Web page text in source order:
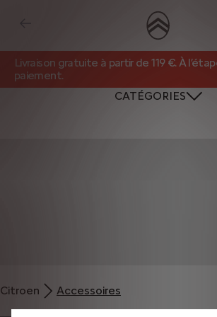
Livraison gratuite à partir de 119 €. À
paiement.
CATÉGORIES
Citroen Accessoires
permettent de vous fournir des fonctionnalités